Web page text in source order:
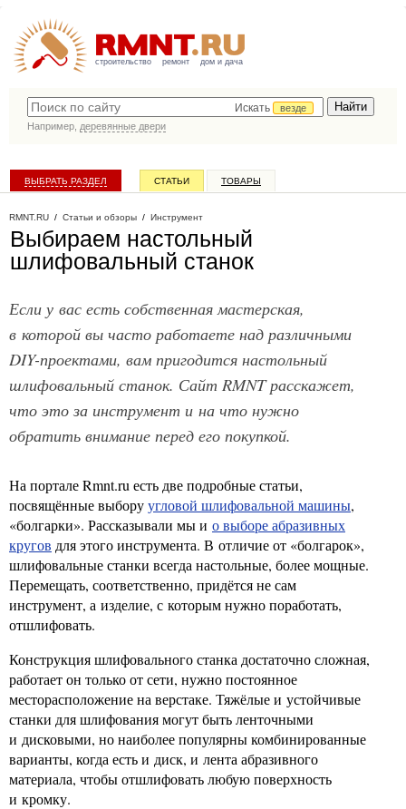
строительство ремонт дом и дача
Искать
везде
Например, деревянные двери
ВЫБРАТЬ РАЗДЕЛ СТАТЬИ ТОВАРЫ
RMNT.RU / Статьи и обзоры / Инструмент
Выбираем настольный
шлифовальный станок
Если у вас есть собственная мастерская,
в которой вы часто работаете над различными
DIY-проектами, вам пригодится настольный
шлифовальный станок. Сайт RMNT расскажет,
что это за инструмент и на что нужно
обратить внимание перед его покупкой.
На портале Rmnt.ru есть две подробные статьи,
посвящённые выборуугловой шлифовальной машины,
«болгарки». Рассказывали мы и о выборе абразивных
кругов для этого инструмента. В отличие от «болгарок»,
шлифовальные станки всегда настольные, более мощные.
Перемещать, соответственно, придётся не сам
инструмент, а изделие, с которым нужно поработать,
отшлифовать.
Конструкция шлифовального станка достаточно сложная,
работает он только от сети, нужно постоянное
месторасположение на верстаке. Тяжёлые и устойчивые
станки для шлифования могут быть ленточными
и дисковыми, но наиболее популярны комбинированные
варианты, когда есть и диск, и лента абразивного
материала, чтобы отшлифовать любую поверхность
и кромку.